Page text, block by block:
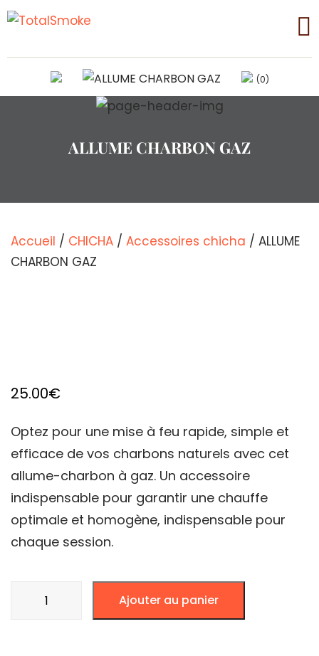
(0)
ALLUME CHARBON GAZ
Accueil / CHICHA / Accessoires chicha / ALLUME
CHARBON GAZ
25.00€
Optez pour une mise à feu rapide, simple et
efficace de vos charbons naturels avec cet
allume-charbon à gaz. Un accessoire
indispensable pour garantir une chauffe
optimale et homogène, indispensable pour
chaque session.
Ajouter au panier